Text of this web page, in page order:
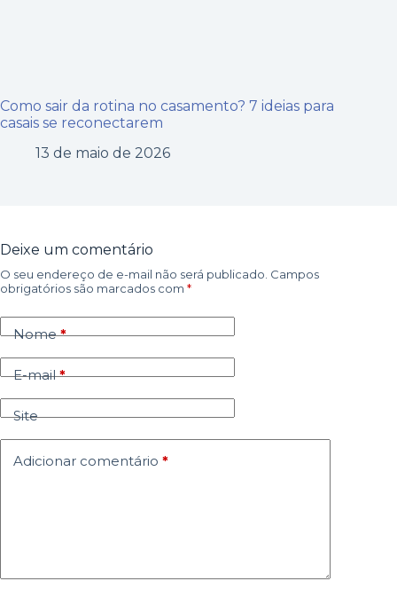
Como sair da rotina no casamento? 7 ideias para
casais se reconectarem
13 de maio de 2026
Deixe um comentário
O seu endereço de e-mail não será publicado. Campos
obrigatórios são marcados com *
Nome*
E-mail*
Site
Adicionar comentário *